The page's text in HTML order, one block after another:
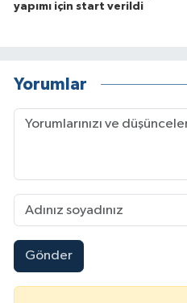
yapımı için start verildi
Yorumlar
Gönder